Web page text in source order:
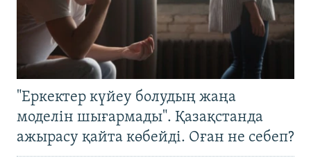
"Еркектер күйеу болудың жаңа
моделін шығармады". Қазақстанда
ажырасу қайта көбейді. Оған не себеп?